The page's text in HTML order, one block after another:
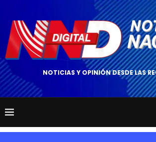
NOTICIAS Y OPINIÓN DESDE LAS